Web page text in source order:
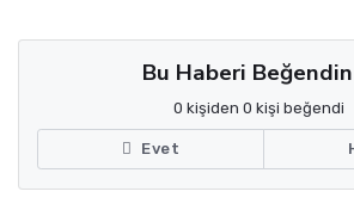
Bu Haberi
0 kişiden 0 kişi beğendi
Evet